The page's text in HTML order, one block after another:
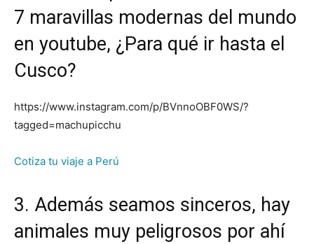
7 maravillas modernas del mundo
en youtube, ¿Para qué ir hasta el
Cusco?
https://www.instagram.com/p/BVnnoOBF0WS/?
tagged=machupicchu
Cotiza tu viaje a Perú
3. Además seamos sinceros, hay
animales muy peligrosos por ahí